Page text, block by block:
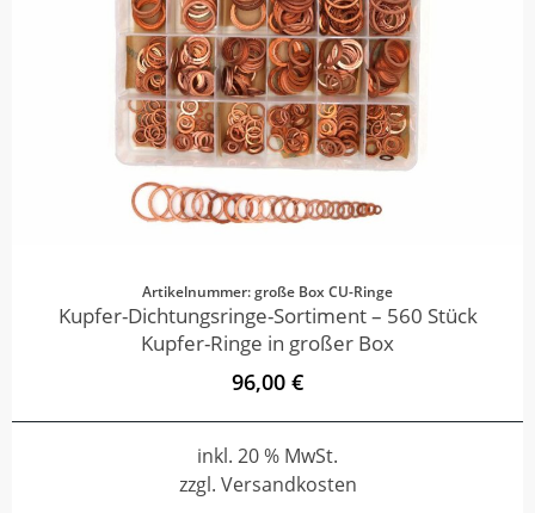
Artikelnummer: große Box CU-Ringe
Kupfer-Dichtungsringe-Sortiment – 560 Stück
Kupfer-Ringe in großer Box
96,00 €
inkl. 20 % MwSt.
zzgl. Versandkosten